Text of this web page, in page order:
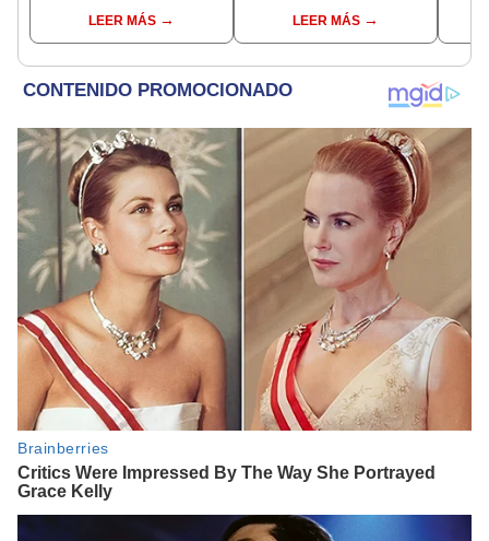
pymes serían los más
beneficiados
LEER MÁS
CercadoLEER MÁS